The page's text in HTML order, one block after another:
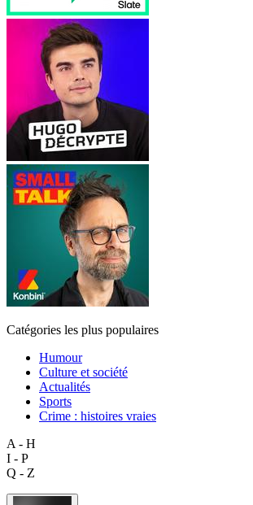
Catégories les plus populaires
Humour
Culture et société
Actualités
Sports
Crime : histoires vraies
A - H
I - P
Q - Z